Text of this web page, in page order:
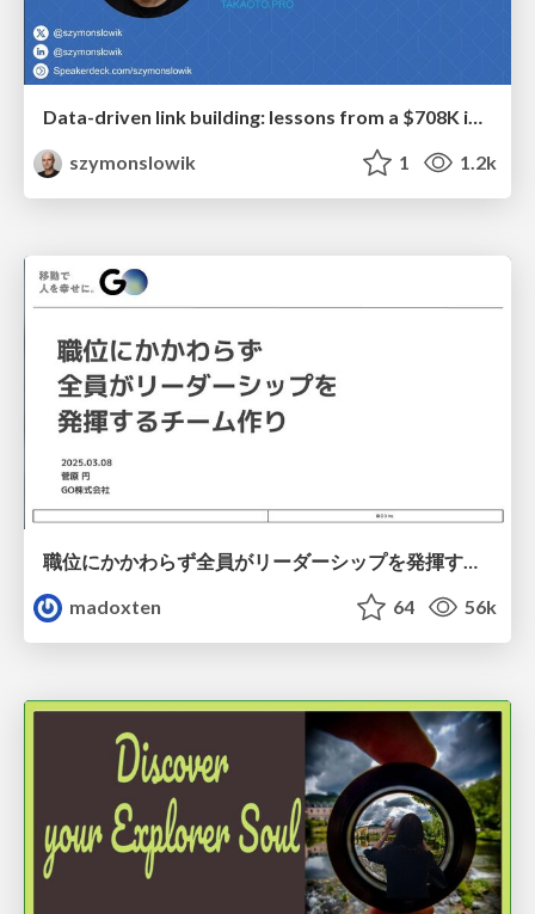
Data-driven link building: lessons from a $708K investment (BrightonSEO talk)
szymonslowik
1 1.2k
職位にかかわらず全員がリーダーシップを発揮するチーム作り / Building a team where everyone can demonstrate leadership regardless of position
madoxten
64 56k